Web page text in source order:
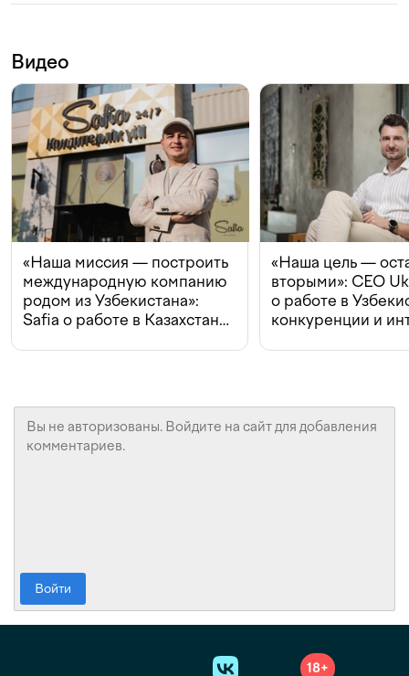
Видео
«Наша миссия — построить
международную компанию
родом из Узбекистана»:
Safia о работе в Казахстане,
«Наша цель —
вторыми»: CEO
о работе в
конкуренции и
Войти
18+